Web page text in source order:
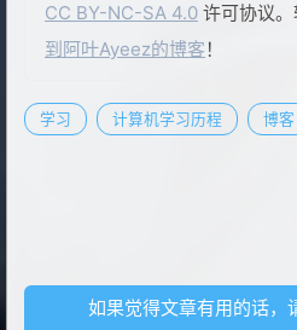
CC BY-NC-SA 4.0 许可协议
到阿叶Ayeez的博客 ！
学习 计算机学习历程 博客
如果觉得文章有用的话